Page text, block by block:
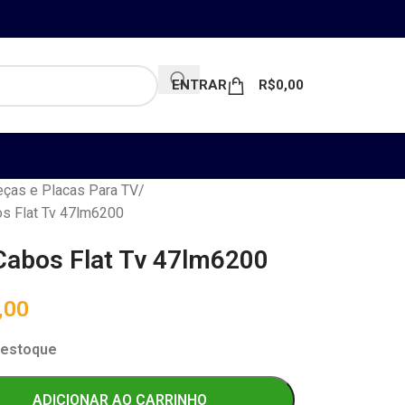
ENTRAR R$0,00
e Placas Para TV
Flat Tv 47lm6200
Flat Tv 47lm6200
ADICIONAR AO CARRINHO